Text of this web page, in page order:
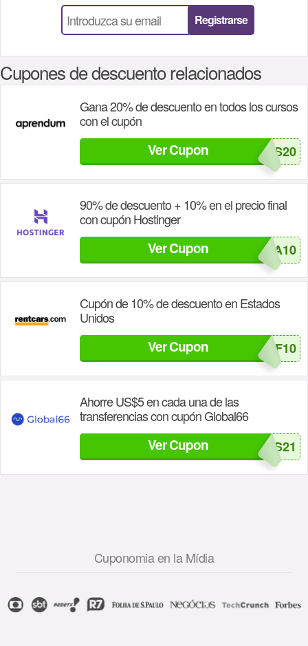
Registrarse
Cupones de descuento relacionados
Gana 20% de descuento en todos los cursos
con el cupón
Ver Cupon DELOCOS20
90% de descuento + 10% en el precio final
con cupón Hostinger
Ver CuponCUPONOMIA10
Cupón de 10% de descuento en Estados
Unidos
Ver Cupon USAOFF10
Ahorre US$5 en cada una de las
transferencias con cupón Global66
Ver Cupon MS21
Cuponomia en la Mídia